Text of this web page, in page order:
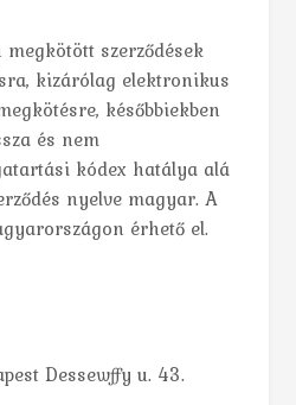
szerződések
kizárólag elektronikus
későbbiekben
és nem
kódex hatálya alá
nyelve magyar. A
érhető el.
Dessewffy u. 43.